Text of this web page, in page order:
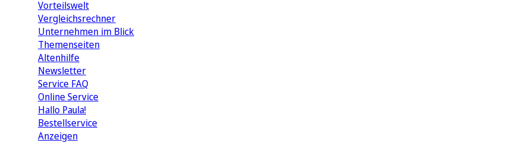
Vorteilswelt
Vergleichsrechner
Unternehmen im Blick
Themenseiten
Altenhilfe
Newsletter
Service FAQ
Online Service
Hallo Paula!
Bestellservice
Anzeigen